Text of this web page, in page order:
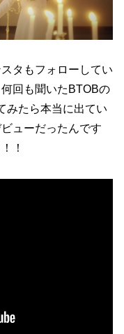
タもフォローしてい
回も聞いたBTOBの
みたら本当に出てい
ューだったんです
！